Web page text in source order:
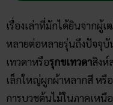
เรื่องเล่าที่มักได้ยินจากผู้
หลายต่อหลายรุ่นถึงปัจจุ
เทวดาหรือรุกขเทวดาสิงห์
เล็กใหญ่ผูกผ้าหลากสี หรื
การบวชต้นไม้ในภาคเห